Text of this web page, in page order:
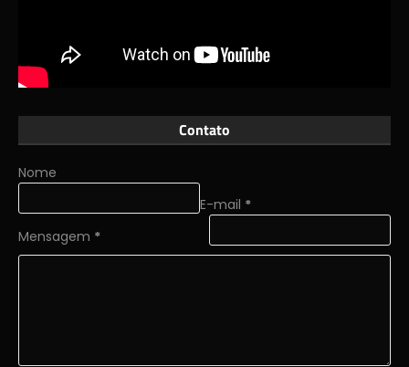
Contato
Nome
E-mail *
Mensagem *